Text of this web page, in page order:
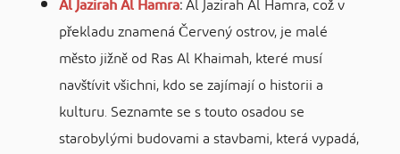
Al Jazirah Al Hamra:Al Jazirah Al Hamra, což v
překladu znamená Červený ostrov, je malé
město jižně od Ras Al Khaimah, které musí
navštívit všichni, kdo se zajímají o historii a
kulturu. Seznamte se s touto osadou se
starobylými budovami a stavbami, která vypadá,